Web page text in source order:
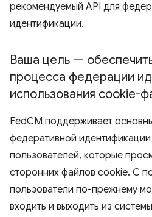
рекомендуемый API для
идентификации.
Ваша цель —
процесса федерации
использования cookie-
FedCM поддерживает
федеративной
пользователей, которые
сторонних файлов cookie. С
пользователи по-прежнему
входить и выходить из